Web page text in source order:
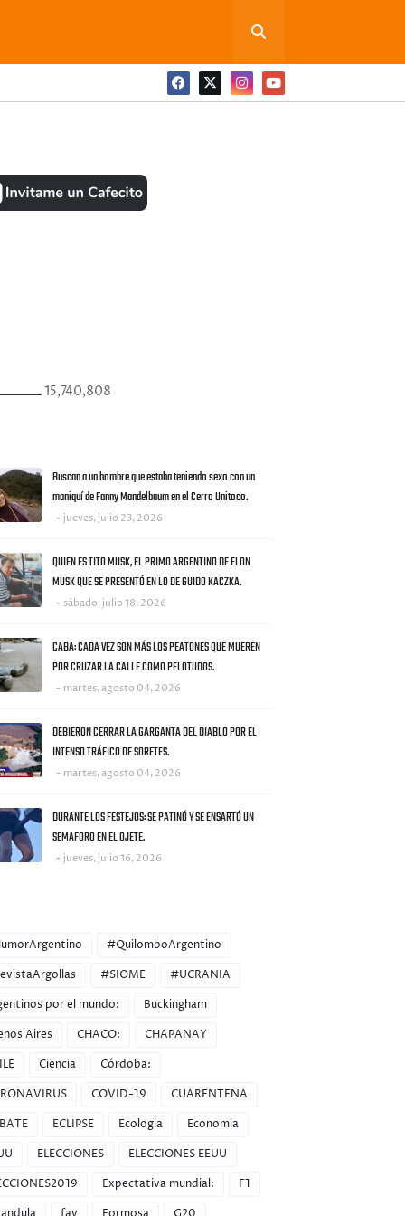
15,740,808
Buscan a un hombre que estaba teniendo sexo con un
maniquí de Fanny Mandelbaum en el Cerro Unitoco.
jueves, julio 23, 2026
QUIEN ES TITO MUSK, EL PRIMO ARGENTINO DE ELON
MUSK QUE SE PRESENTÓ EN LO DE GUIDO KACZKA.
sábado, julio 18, 2026
CABA: CADA VEZ SON MÁS LOS PEATONES QUE MUEREN
POR CRUZAR LA CALLE COMO PELOTUDOS.
martes, agosto 04, 2026
DEBIERON CERRAR LA GARGANTA DEL DIABLO POR EL
INTENSO TRÁFICO DE SORETES.
martes, agosto 04, 2026
DURANTE LOS FESTEJOS: SE PATINÓ Y SE ENSARTÓ UN
SEMAFORO EN EL OJETE.
jueves, julio 16, 2026
#QuilomboArgentino
#SIOME
#UCRANIA
por el mundo:
Buckingham
Aires
CHACO:
CHAPANAY
Ciencia
Córdoba:
COVID-19
CUARENTENA
ECLIPSE Ecologia
Economia
ELECCIONES
ELECCIONES EEUU
Expectativa mundial:
F1